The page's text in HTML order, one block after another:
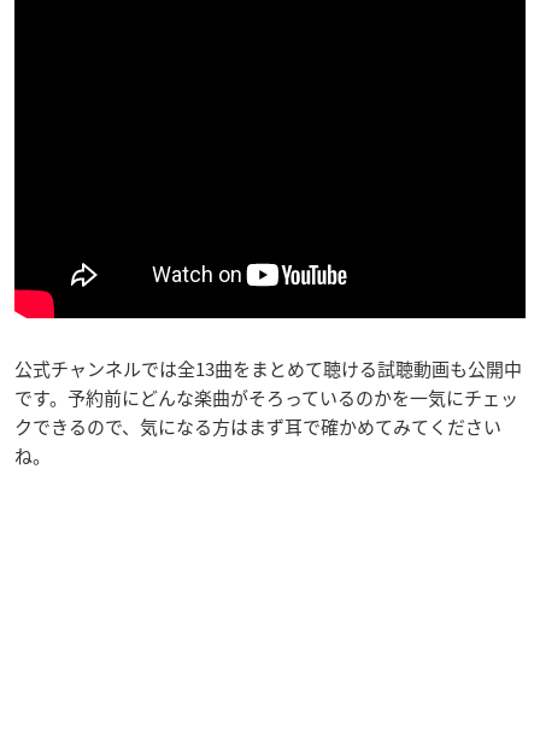
公式チャンネルでは全13曲をまとめて聴ける試聴動画も公開中
です。予約前にどんな楽曲がそろっているのかを一気にチェッ
クできるので、気になる方はまず耳で確かめてみてください
ね。